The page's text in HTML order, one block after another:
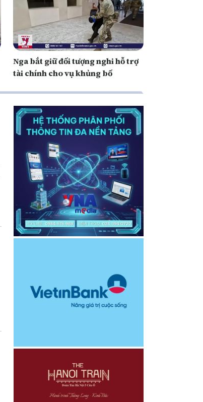
Nga bắt giữ đối tượng nghi hỗ trợ
tài chính cho vụ khủng bố